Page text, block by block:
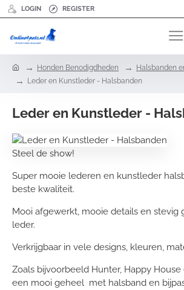
LOGIN REGISTER
Honden Benodigdheden
Halsbanden
Leder en Kunstleder - Halsbanden
Leder en Kunstleder -
Steel de show!
Super mooie lederen en kunstleder
beste kwaliteit.
Mooi afgewerkt, mooie details en stevig
leder.
Verkrijgbaar in vele designs, kleuren,
Zoals bijvoorbeeld Hunter, Happy House
een mooi geheel met halsband en